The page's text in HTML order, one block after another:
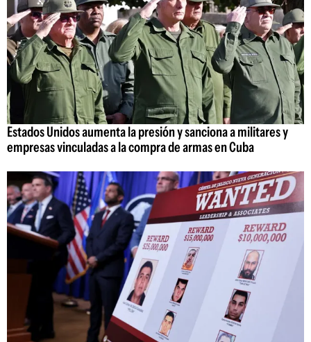
Estados Unidos aumenta la presión y sanciona a militares y
empresas vinculadas a la compra de armas en Cuba